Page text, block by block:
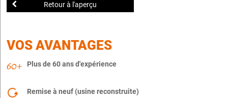
Retour à l'aperçu
VOS AVANTAGES
Plus de 60 ans d'expérience
Remise à neuf (usine reconstruite)